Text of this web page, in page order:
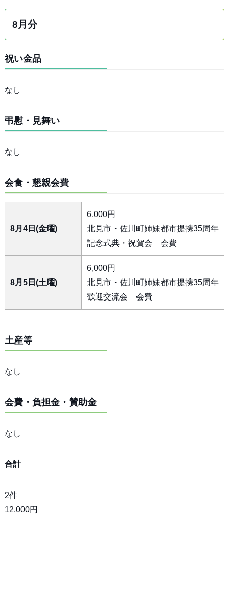
8月分
祝い金品
なし
弔慰・見舞い
なし
会食・懇親会費
8月4日(金曜)
6,000円
北見市・佐川町姉妹都市提携35周年
記念式典・祝賀会 会費
8月5日(土曜)
6,000円
北見市・佐川町姉妹都市提携35周年
歓迎交流会 会費
土産等
なし
会費・負担金・賛助金
なし
合計
2件
12,000円